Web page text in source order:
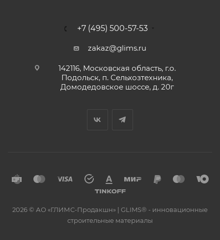
+7 (495) 500-57-53
zakaz@glims.ru
142116, Московская область, г.о.
Подольск, п. Сельхозтехника,
Домодедовское шоссе, д. 20г
2026 © АО «ГЛИМС-Продакшн» | GLIMS® - инновационные
строительные материалы